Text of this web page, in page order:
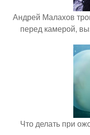
Андрей Малахов
перед камерой,
Что делать при